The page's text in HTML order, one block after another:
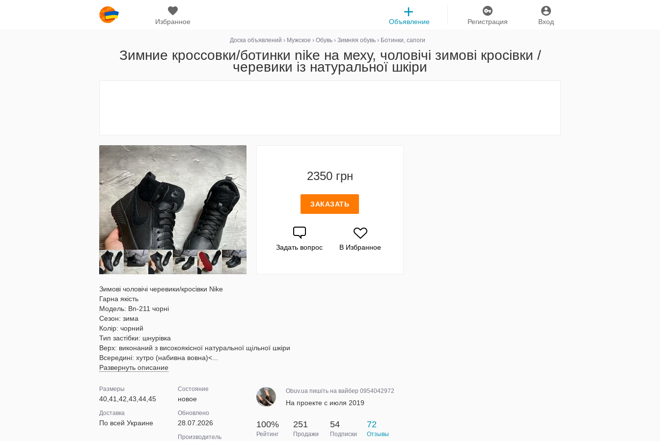
Избранное Вход
Регистрация
Объявление
Доска объявлений › Мужское › Обувь › Зимняя обувь › Ботинки, сапоги
Зимние кроссовки/ботинки nike на меху, чоловічі зимові кросівки /
черевики із натуральної шкіри
2350 грн
ЗАКАЗАТЬ
Задать вопрос В Избранное
Зимові чоловічі черевики/кросівки Nike
Гарна якість
Модель: Bn-211 чорні
Сезон: зима
Колір: чорний
Тип застібки: шнурівка
Верх: виконаний з високоякісної натуральної щільної шкіри
Всередині: хутро (набивна вовна)<...
Развернуть описание
Размеры
40,41,42,43,44,45
Доставка
По всей Украине
Состояние
новое
Обновлено
28.07.2026
Производитель
Obuv.ua пишіть на вайбер 0954042972
На проекте с июля 2019
100%
Рейтинг
251
Продажи
54
Подписки
72
Отзывы